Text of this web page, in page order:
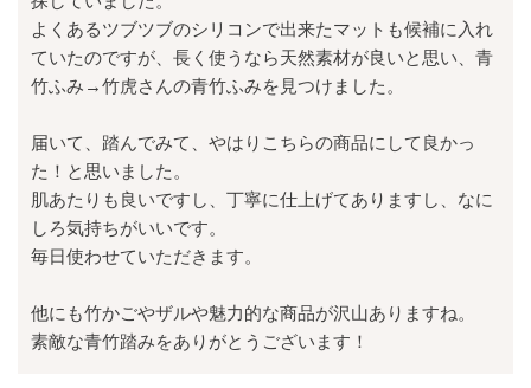
よくあるツブツブのシリコンで出来たマットも候補に入れ
ていたのですが、長く使うなら天然素材が良いと思い、青
竹ふみ→竹虎さんの青竹ふみを見つけました。
届いて、踏んでみて、やはりこちらの商品にして良かっ
た！と思いました。
肌あたりも良いですし、丁寧に仕上げてありますし、なに
しろ気持ちがいいです。
毎日使わせていただきます。
他にも竹かごやザルや魅力的な商品が沢山ありますね。
素敵な青竹踏みをありがとうございます！